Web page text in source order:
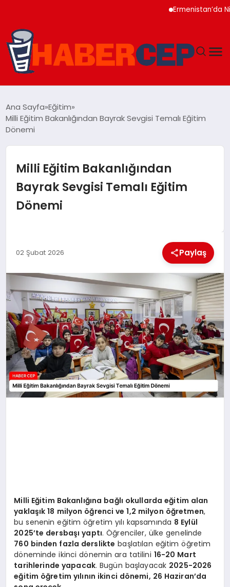
Ermenistan’da Nikol
GÜNDEM
SOSYAL MEDYA
Ana Sayfa Eğitim
Milli Eğitim Bakanlığından Bayrak Sevgisi Temalı Eğitim
Dönemi
Milli Eğitim Bakanlığından
Bayrak Sevgisi Temalı Eğitim
Dönemi
02 Şubat 2026 Paylaş
Milli Eğitim Bakanlığına bağlı okullarda eğitim alan
yaklaşık 18 milyon öğrenci ve 1,2 milyon öğretmen,
bu senenin eğitim öğretim yılı kapsamında 8 Eylül
2025’te dersbaşı yaptı. Öğrenciler, ülke genelinde
760 binden fazla derslikte başlatılan eğitim öğretim
döneminde ikinci dönemin ara tatilini 16-20 Mart
tarihlerinde yapacak. Bugün başlayacak 2025-2026
eğitim öğretim yılının ikinci dönemi, 26 Haziran’da